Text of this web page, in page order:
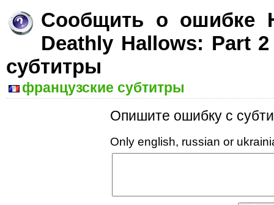
Сообщить о ошибке
Deathly Hallows: Part
субтитры
французские субтитры
Опишите ошибку с
Only english, russian or